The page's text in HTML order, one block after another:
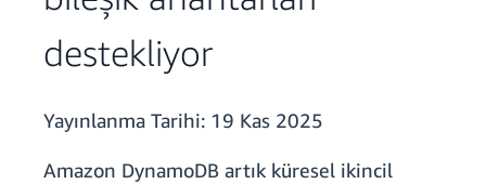
destekliyor
Yayınlanma Tarihi: 19 Kas 2025
Amazon DynamoDB artık küresel ikincil